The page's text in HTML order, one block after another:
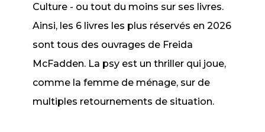
Culture - ou tout du moins sur ses livres.
Ainsi, les 6 livres les plus réservés en 2026
sont tous des ouvrages de Freida
McFadden. La psy est un thriller qui joue,
comme la femme de ménage, sur de
multiples retournements de situation.